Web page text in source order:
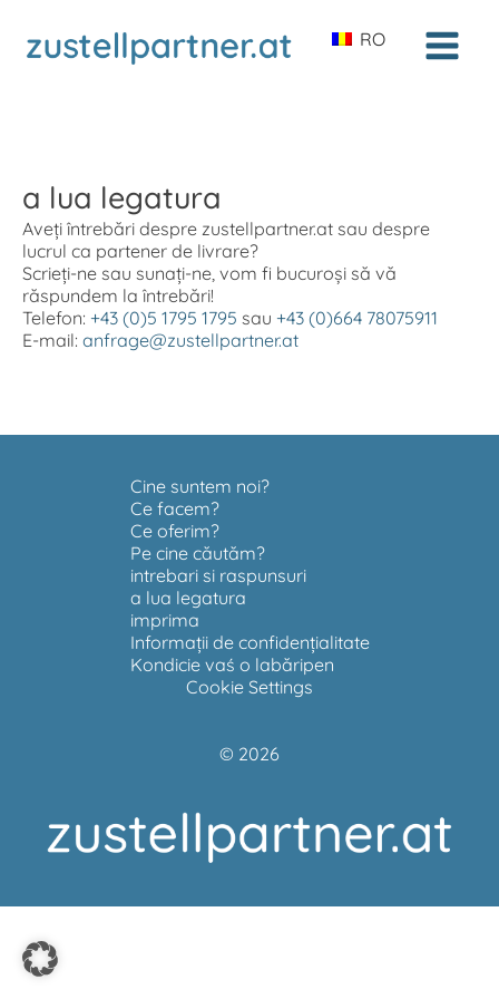
RO
a lua legatura
Aveți întrebări despre zustellpartner.at sau despre
lucrul ca partener de livrare?
Scrieți-ne sau sunați-ne, vom fi bucuroși să vă
răspundem la întrebări!
Telefon: +43 (0)5 1795 1795 sau +43 (0)664 78075911
E-mail: anfrage@zustellpartner.at
Cine suntem noi?
Ce facem?
Ce oferim?
Pe cine căutăm?
intrebari si raspunsuri
a lua legatura
imprima
Informații de confidențialitate
Kondicie vaś o labăripen
Cookie Settings
© 2026